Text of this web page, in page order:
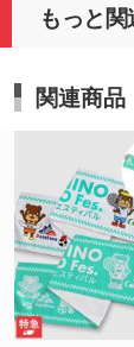
もっと
関連商品